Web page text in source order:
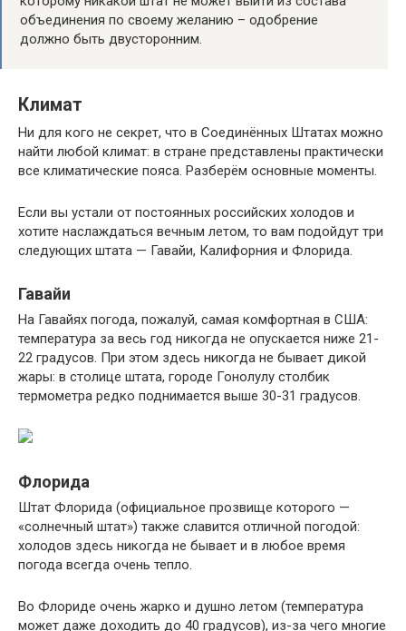
объединения по своему желанию – одобрение
должно быть двусторонним.
Климат
Ни для кого не секрет, что в Соединённых Штатах можно
найти любой климат: в стране представлены практически
все климатические пояса. Разберём основные моменты.
Если вы устали от постоянных российских холодов и
хотите наслаждаться вечным летом, то вам подойдут три
следующих штата — Гавайи, Калифорния и Флорида.
Гавайи
На Гавайях погода, пожалуй, самая комфортная в США:
температура за весь год никогда не опускается ниже 21-
22 градусов. При этом здесь никогда не бывает дикой
жары: в столице штата, городе Гонолулу столбик
термометра редко поднимается выше 30-31 градусов.
Флорида
Штат Флорида (официальное прозвище которого —
«солнечный штат») также славится отличной погодой:
холодов здесь никогда не бывает и в любое время
погода всегда очень тепло.
Во Флориде очень жарко и душно летом (температура
может даже доходить до 40 градусов), из-за чего многие